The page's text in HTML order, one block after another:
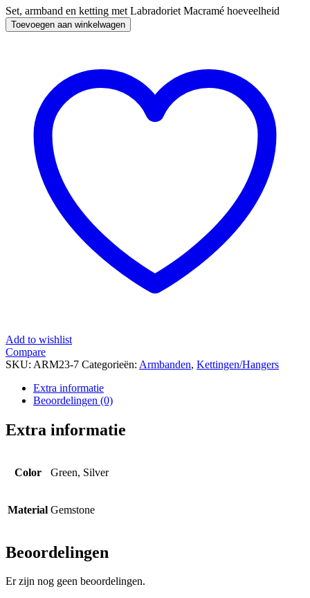
Set, armband en ketting met Labradoriet Macramé hoeveelheid
Toevoegen aan winkelwagen
Add to wishlist
Compare
SKU: ARM23-7 Categorieën: Armbanden, Kettingen/Hangers
Extra informatie
Beoordelingen (0)
Extra informatie
Color Green, Silver
Material Gemstone
Beoordelingen
Er zijn nog geen beoordelingen.